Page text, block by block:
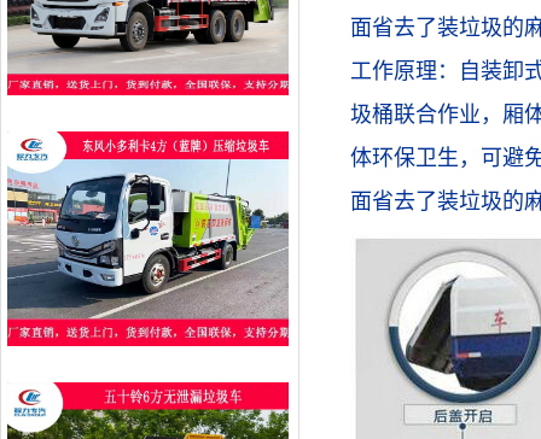
面省去了装垃圾的
工作原理：
自装卸
圾桶联合作业，厢
体环保卫生，可避
面省去了装垃圾的